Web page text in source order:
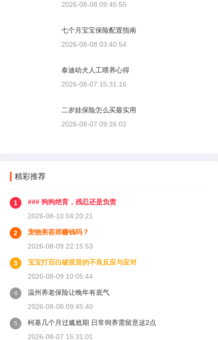
2026-08-08 09:45:55
七个月宝宝保险配置指南
2026-08-08 03:40:54
泰迪幼犬人工喂养心得
2026-08-07 15:31:16
二岁娃保险怎么买最实用
2026-08-07 09:26:02
精彩推荐
1
### 狗狗绝育，残忍还是负责
2026-08-10 04:20:21
2
宠物美容师赚钱吗？
2026-08-09 22:15:53
3
宝宝打百白破疫苗的不良反应与应对
2026-08-09 10:05:44
4
温州养老保险让晚年有底气
2026-08-08 09:45:40
5
柯基几个月过尴尬期 日常饲养需留意这2点
2026-08-07 15:31:01